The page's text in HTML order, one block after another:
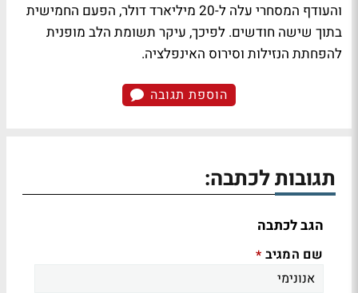
והעודף המסחרי עלה ל-20 מיליארד דולר, הפעם החמישית
בתוך שישה חודשים. לפיכך, עיקר תשומת הלב מופנית
להפחתת הנזילות וסירוס האינפלציה.
הוספת תגובה
תגובות לכתבה:
הגב לכתבה
שם המגיב *